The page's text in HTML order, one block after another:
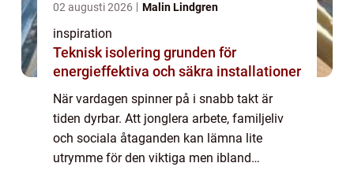
02 augusti 2026 Malin Lindgren
inspiration
Teknisk isolering grunden för
energieffektiva och säkra installationer
När vardagen spinner på i snabb takt är
tiden dyrbar. Att jonglera arbete, familjeliv
och sociala åtaganden kan lämna lite
utrymme för den viktiga men ibland